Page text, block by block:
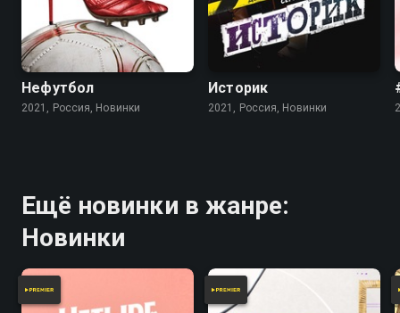
Нефутбол
2021, Россия, Новинки
Историк
2021, Россия, Новинки
Ещё новинки в жанре:
Новинки